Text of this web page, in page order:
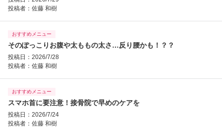
投稿者： 佐藤 和樹
おすすめメニュー
そのぽっこりお腹や太ももの太さ…反り腰かも！？？
投稿日：2026/7/28
投稿者： 佐藤 和樹
おすすめメニュー
スマホ首に要注意！接骨院で早めのケアを
投稿日：2026/7/24
投稿者： 佐藤 和樹